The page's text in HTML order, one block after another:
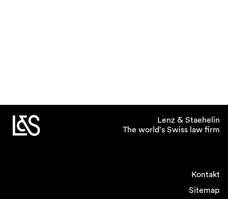
Lenz & Staehelin
The world's Swiss law firm
Kontakt
Sitemap